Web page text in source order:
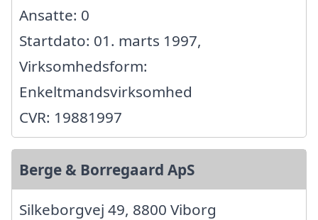
Ansatte: 0
Startdato: 01. marts 1997,
Virksomhedsform:
Enkeltmandsvirksomhed
CVR: 19881997
Berge & Borregaard ApS
Silkeborgvej 49, 8800 Viborg